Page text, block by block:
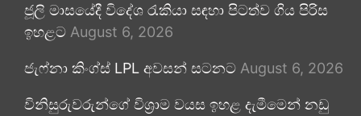
ජූලි මාසයේදී විදේශ රැකියා සඳහා පිටත්ව ගිය පිරිස
ඉහළට August 6, 2026
ජැෆ්නා කිංග්ස් LPL අවසන් සටනට August 6, 2026
විනිසුරුවරුන්ගේ විශ්‍රාම වයස ඉහළ දැමීමෙන් නඩු